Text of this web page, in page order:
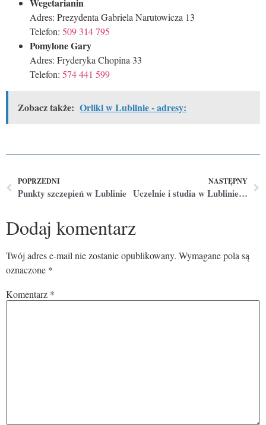
Wegetarianin
Adres: Prezydenta Gabriela Narutowicza 13
Telefon: 509 314 795
Pomylone Gary
Adres: Fryderyka Chopina 33
Telefon: 574 441 599
Zobacz także: Orliki w Lublinie - adresy:
POPRZEDNI
Punkty szczepień w Lublinie
NASTĘPNY
Uczelnie i studia w Lublinie – jakie uczelnie w Lublinie?
Dodaj komentarz
Twój adres e-mail nie zostanie opublikowany. Wymagane pola są
oznaczone *
Komentarz *